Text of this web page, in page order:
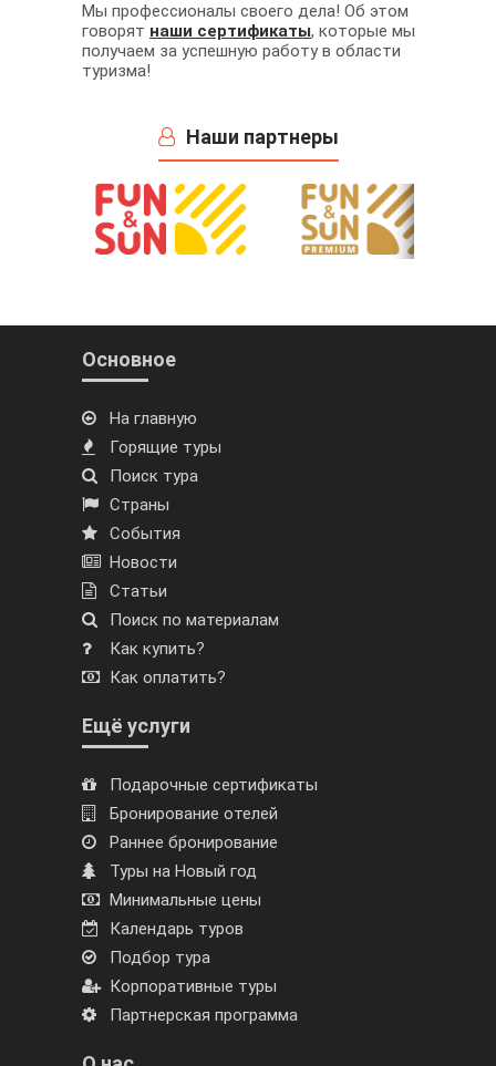
Мы профессионалы своего дела! Об этом
говорят наши сертификаты, которые мы
получаем за успешную работу в области
туризма!
Наши партнеры
Основное
На главную
Горящие туры
Поиск тура
Страны
События
Новости
Статьи
Поиск по материалам
Как купить?
Как оплатить?
Ещё услуги
Подарочные сертификаты
Бронирование отелей
Раннее бронирование
Туры на Новый год
Минимальные цены
Календарь туров
Подбор тура
Корпоративные туры
Партнерская программа